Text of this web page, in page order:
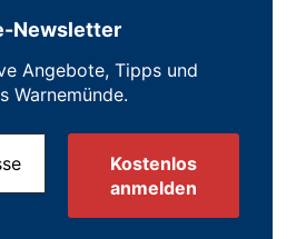
Newsletter
Angebote, Tipps und
Warnemünde.